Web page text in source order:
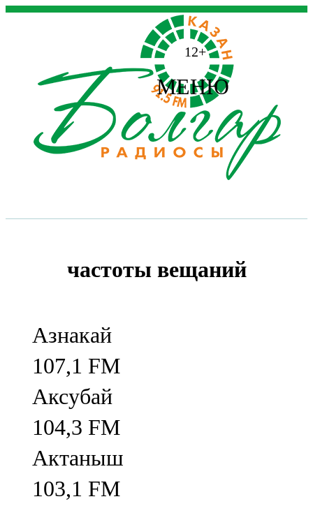
12+
МЕНЮ
частоты вещаний
Азнакай
107,1 FM
Аксубай
104,3 FM
Актаныш
103,1 FM